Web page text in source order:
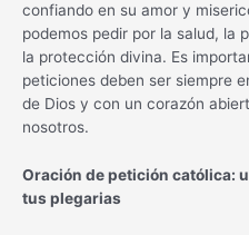
confiando en su amor y
podemos pedir por la salud, la
la protección divina. Es
peticiones deben ser siempre
de Dios y con un corazón
nosotros.
Oración de petición católica:
tus plegarias